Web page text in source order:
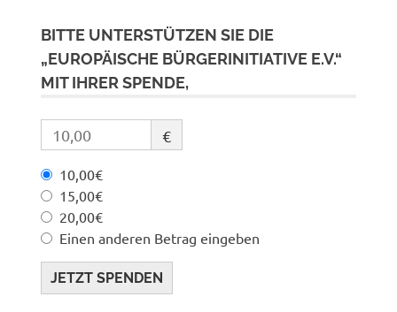
BITTE UNTERSTÜTZEN SIE DIE
„EUROPÄISCHE BÜRGERINITIATIVE E.V.“
MIT IHRER SPENDE,
€
10,00€
15,00€
20,00€
Einen anderen Betrag eingeben
JETZT SPENDEN